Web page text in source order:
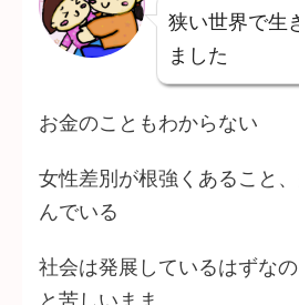
狭い世界で生
ました
お金のこともわからない
女性差別が根強くあること
んでいる
社会は発展しているはずな
と苦しいまま